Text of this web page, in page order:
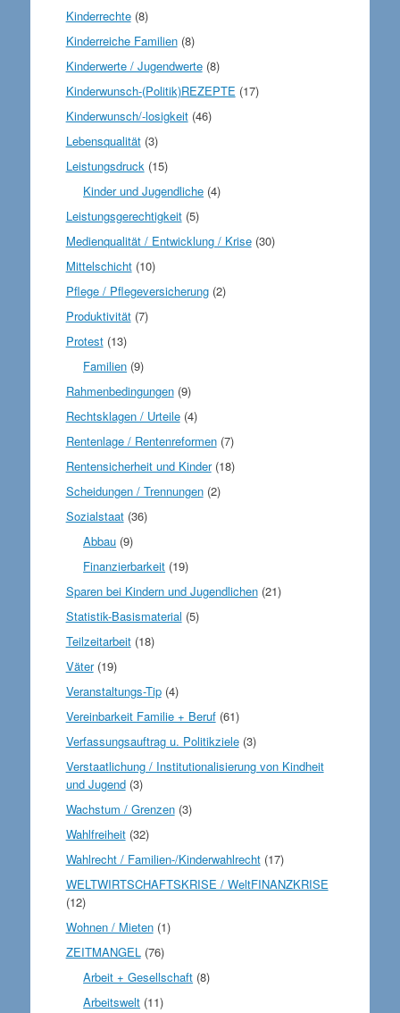
Kinderrechte(8)
Kinderreiche Familien(8)
Kinderwerte / Jugendwerte(8)
Kinderwunsch-(Politik)REZEPTE (17)
Kinderwunsch/-losigkeit(46)
Lebensqualität(3)
Leistungsdruck(15)
Kinder und Jugendliche (4)
Leistungsgerechtigkeit(5)
Medienqualität / Entwicklung / Krise(30)
Mittelschicht(10)
Pflege / Pflegeversicherung(2)
Produktivität(7)
Protest(13)
Familien (9)
Rahmenbedingungen(9)
Rechtsklagen / Urteile(4)
Rentenlage / Rentenreformen(7)
Rentensicherheit und Kinder(18)
Scheidungen / Trennungen(2)
Sozialstaat(36)
Abbau (9)
Finanzierbarkeit (19)
Sparen bei Kindern und Jugendlichen(21)
Statistik-Basismaterial (5)
Teilzeitarbeit(18)
Väter(19)
Veranstaltungs-Tip(4)
Vereinbarkeit Familie + Beruf(61)
Verfassungsauftrag u. Politikziele(3)
Verstaatlichung / Institutionalisierung von Kindheit
und Jugend(3)
Wachstum / Grenzen(3)
Wahlfreiheit(32)
Wahlrecht / Familien-/Kinderwahlrecht(17)
WELTWIRTSCHAFTSKRISE / WeltFINANZKRISE
(12)
Wohnen / Mieten(1)
ZEITMANGEL(76)
Arbeit + Gesellschaft (8)
Arbeitswelt (11)